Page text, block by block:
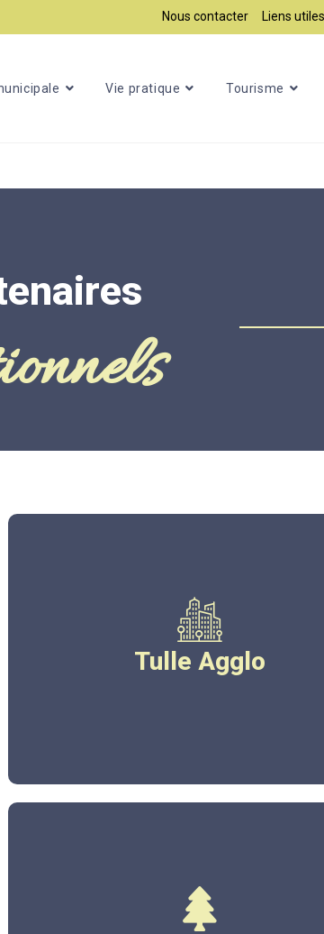
Nous contacter Liens utiles
Vie pratique Tourisme
Tulle Agglo
www.tulleagglo.fr
www.nouvelle-